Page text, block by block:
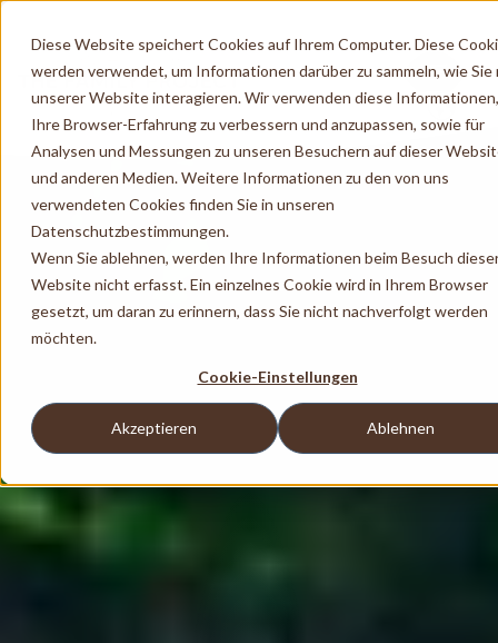
Diese Website speichert Cookies auf Ihrem Computer. Diese
werden verwendet, um Informationen darüber zu sammeln, wie Sie
unserer Website interagieren. Wir verwenden diese
Ihre Browser-Erfahrung zu verbessern und anzupassen, sowie für
Analysen und Messungen zu unseren Besuchern auf dieser
und anderen Medien. Weitere Informationen zu den von uns
verwendeten Cookies finden Sie in unseren
Datenschutzbestimmungen.
Wenn Sie ablehnen, werden Ihre Informationen beim Besuch
Website nicht erfasst. Ein einzelnes Cookie wird in Ihrem Browser
gesetzt, um daran zu erinnern, dass Sie nicht nachverfolgt werden
möchten.
Cookie-Einstellungen
Akzeptieren Ablehnen